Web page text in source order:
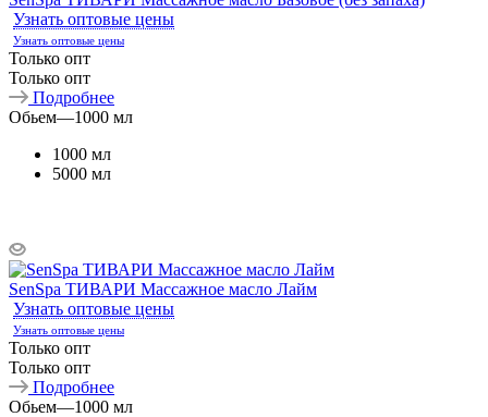
Узнать оптовые цены
Узнать оптовые цены
Только опт
Только опт
Подробнее
Обьем—1000 мл
1000 мл
5000 мл
SenSpa ТИВАРИ Массажное масло Лайм
Узнать оптовые цены
Узнать оптовые цены
Только опт
Только опт
Подробнее
Обьем—1000 мл